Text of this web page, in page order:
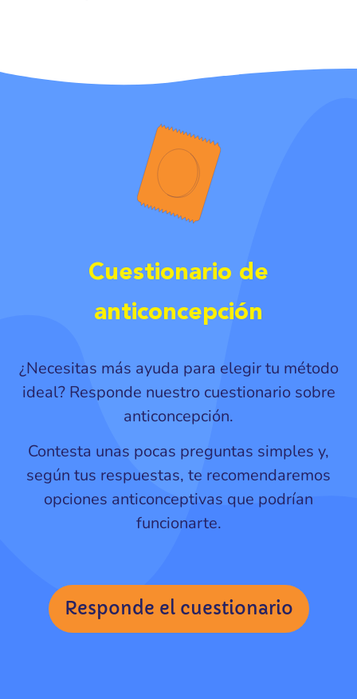
Cuestionario de
anticoncepción
¿Necesitas más ayuda para elegir tu método
ideal? Responde nuestro cuestionario sobre
anticoncepción.
Contesta unas pocas preguntas simples y,
según tus respuestas, te recomendaremos
opciones anticonceptivas que podrían
funcionarte.
Responde el cuestionario